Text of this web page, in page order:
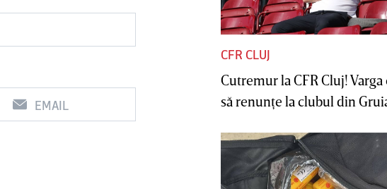
EMAIL
CFR CLUJ
Cutremur la CFR Cluj! Varga
să renunţe la clubul din